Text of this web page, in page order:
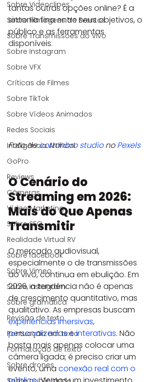
Sobre Videoclipes
Sobre Filmagens de Eventos
Sobre Transmissões ao Vivo
Sobre Instagram
Sobre VFX
Críticas de Filmes
Sobre TikTok
Sobre Vídeos Animados
Redes Sociais
Inteligência Artificial
GoPro
Reviews
Câmeras
Vídeo Marketing
Sobre SEO
Realidade Virtual RV
Sobre facebook
Sobre Vimeo
Sobre instagram
Sobre gramática
Revisão de texto
Pontuação em texto
Formatação de texto
Sobre drones
tantas outras opções online? É a
sintonia fina entre seus objetivos, o
público e as ferramentas
disponíveis.
Foto de cottonbro studio no Pexels
O Cenário do
Streaming em 2026:
Mais do Que Apenas
Transmitir
O mercado audiovisual,
especialmente o de transmissões
ao vivo, continua em ebulição. Em
2026, a tendência não é apenas
de crescimento quantitativo, mas
qualitativo. As empresas buscam
experiências imersivas,
personalizadas e interativas. Não
basta mais apenas colocar uma
câmera ligada; é preciso criar um
evento, uma conexão real com o